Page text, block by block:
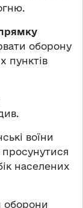
оборону
пунктів
воїни
просунутися
населених
оборони